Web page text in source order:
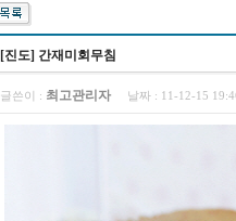
[진도] 간재미회무침
글쓴이 : 최고관리자 날짜 : 11-12-15